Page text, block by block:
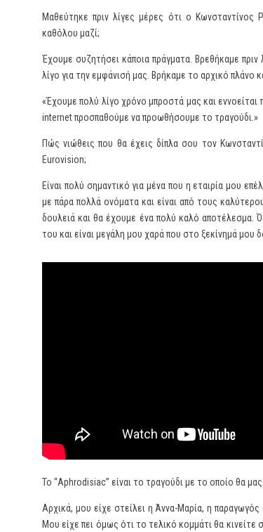
Μαθεύτηκε πριν λίγες μέρες ότι ο
καθόλου μαζί;
Έχουμε συζητήσει κάποια πράγματα. Βρεθήκαμε
λίγο για την εμφάνισή μας. Βρήκαμε το αρχικό πλάνο
«Έχουμε πολύ λίγο χρόνο μπροστά μας και
internet προσπαθούμε να προωθήσουμε το τραγούδι.»
Πώς νιώθεις που θα έχεις δίπλα σου τον
Eurovision;
Είναι πολύ σημαντικό για μένα που η εταιρία μου
με πάρα πολλά ονόματα και είναι από τους
δουλειά και θα έχουμε ένα πολύ καλό αποτέλεσμα.
του και είναι μεγάλη μου χαρά που στο ξεκίνημά
Το “Aphrodisiac” είναι το τραγούδι με το οποίο θα
Αρχικά, μου είχε στείλει η Άννα-Μαρία, η
Μου είχε πει όμως ότι το τελικό κομμάτι θα